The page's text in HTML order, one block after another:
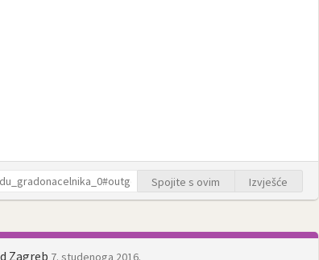
Spojite s ovim Izvješće
Zagreb 7. studenoga 2016.